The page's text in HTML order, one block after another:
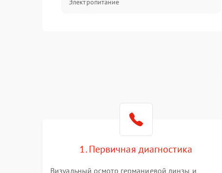
Электропитание
Температурные проблемы
Сбои коммуникаций и интерфейсов
1. Первичная диагностика
Визуальный осмотр германиевой линзы и